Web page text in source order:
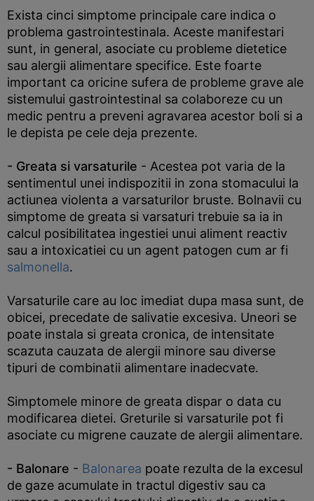
Exista cinci simptome principale care indica o
problema gastrointestinala. Aceste manifestari
sunt, in general, asociate cu probleme dietetice
sau alergii alimentare specifice. Este foarte
important ca oricine sufera de probleme grave ale
sistemului gastrointestinal sa colaboreze cu un
medic pentru a preveni agravarea acestor boli si a
le depista pe cele deja prezente.
- Greata si varsaturile - Acestea pot varia de la
sentimentul unei indispozitii in zona stomacului la
actiunea violenta a varsaturilor bruste. Bolnavii cu
simptome de greata si varsaturi trebuie sa ia in
calcul posibilitatea ingestiei unui aliment reactiv
sau a intoxicatiei cu un agent patogen cum ar fi
salmonella.
Varsaturile care au loc imediat dupa masa sunt, de
obicei, precedate de salivatie excesiva. Uneori se
poate instala si greata cronica, de intensitate
scazuta cauzata de alergii minore sau diverse
tipuri de combinatii alimentare inadecvate.
Simptomele minore de greata dispar o data cu
modificarea dietei. Greturile si varsaturile pot fi
asociate cu migrene cauzate de alergii alimentare.
- Balonare - Balonarea poate rezulta de la excesul
de gaze acumulate in tractul digestiv sau ca